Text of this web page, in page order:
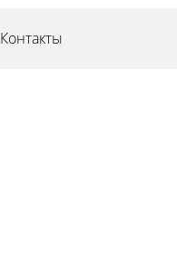
Контакты